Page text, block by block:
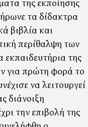
της εκποίησης
τα δίδακτρα
βιβλία και
περίθαλψη των
εκπαιδευτήρια της
για πρώτη φορά το
να λειτουργεί
διάνοιξη
την επιβολή της